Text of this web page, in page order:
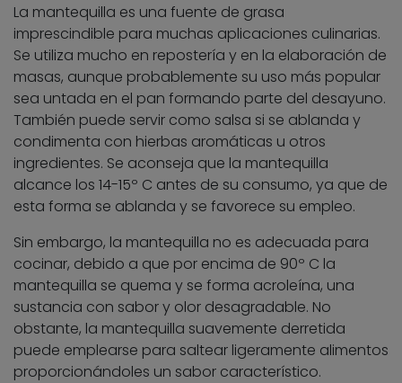
La mantequilla es una fuente de grasa
imprescindible para muchas aplicaciones culinarias.
Se utiliza mucho en repostería y en la elaboración de
masas, aunque probablemente su uso más popular
sea untada en el pan formando parte del desayuno.
También puede servir como salsa si se ablanda y
condimenta con hierbas aromáticas u otros
ingredientes. Se aconseja que la mantequilla
alcance los 14-15º C antes de su consumo, ya que de
esta forma se ablanda y se favorece su empleo.
Sin embargo, la mantequilla no es adecuada para
cocinar, debido a que por encima de 90º C la
mantequilla se quema y se forma acroleína, una
sustancia con sabor y olor desagradable. No
obstante, la mantequilla suavemente derretida
puede emplearse para saltear ligeramente alimentos
proporcionándoles un sabor característico.